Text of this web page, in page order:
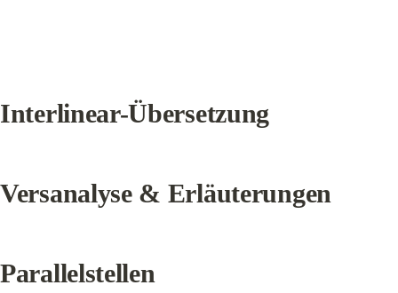
Interlinear-Übersetzung
Versanalyse & Erläuterungen
Parallelstellen